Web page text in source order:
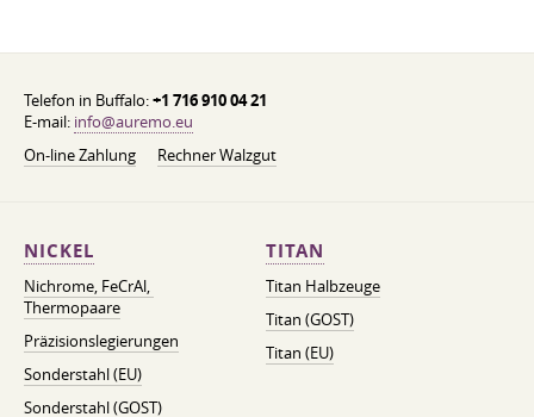
Telefon in Buffalo:+1 716 910 04 21
E-mail: info@auremo.eu
On-line Zahlung
Rechner Walzgut
NICKEL
Nichrome, FeСrAl, ​​
Thermopaare
Präzisionslegierungen
Sonderstahl (EU)
Sonderstahl (GOST)
TITAN
Titan Halbzeuge
Titan (GOST)
Titan (EU)